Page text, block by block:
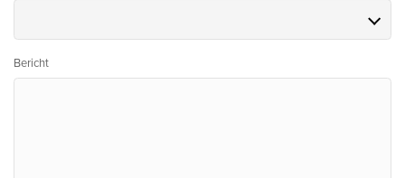
Bericht